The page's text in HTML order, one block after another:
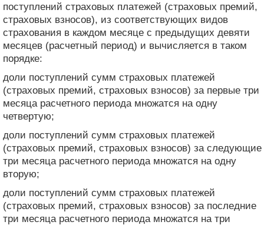
поступлений страховых платежей (страховых премий,
страховых взносов), из соответствующих видов
страхования в каждом месяце с предыдущих девяти
месяцев (расчетный период) и вычисляется в таком
порядке:
доли поступлений сумм страховых платежей
(страховых премий, страховых взносов) за первые три
месяца расчетного периода множатся на одну
четвертую;
доли поступлений сумм страховых платежей
(страховых премий, страховых взносов) за следующие
три месяца расчетного периода множатся на одну
вторую;
доли поступлений сумм страховых платежей
(страховых премий, страховых взносов) за последние
три месяца расчетного периода множатся на три